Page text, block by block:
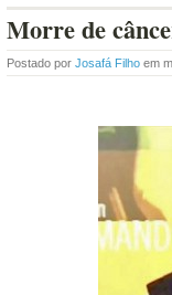
Morre de
Postado por Josafá Filho em